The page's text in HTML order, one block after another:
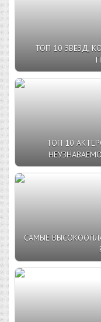
ТОП 10 ЗВЕЗД,
ТОП 10
САМЫЕ